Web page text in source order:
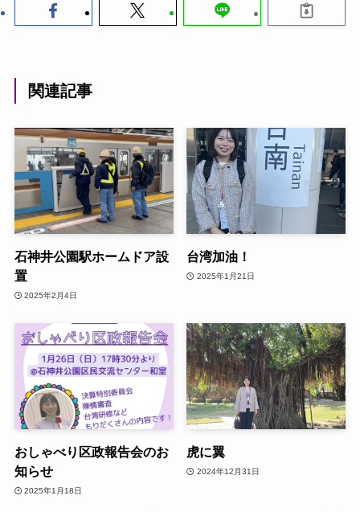
関連記事
石神井公園駅ホームドア設
置
2025年2月4日
台湾加油！
2025年1月21日
おしゃべり区政報告会のお
知らせ
2025年1月18日
虎に翼
2024年12月31日